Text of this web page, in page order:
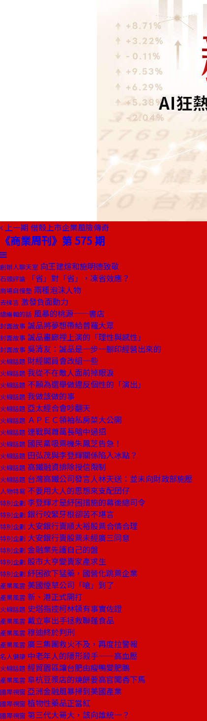
上一期 借殼上市企業風險傳奇
《商業周刊》第 575 期
創辦人聊天室 向王建煊和施明德致敬
石頭評論 「省」對「省」，凍省效應？
商場自慢塾 兩種泡沫人物
去梯言 激發負面動力
總編輯的話 風暴的桃源──書店
封面故事 誠品將夢想帶給普羅大眾
封面故事 誠品畫廊裡上演的「理性與感性」
封面故事 吳清友：誠品是一步一腳印經營出來的
火線話題 財經閣員會改組一些
火線話題 我從不在敵人面前掉眼淚
火線話題 不願為選舉做違反個性的「演出」
火線話題 我做該做的事
火線話題 亞太經合會吵翻天
火線話題 ＡＰＥＣ領袖私房菜大公開
火線話題 連戰與蕭萬長暗中過招
火線話題 國民黨吸票機朱鳳芝告急！
火線話題 田弘茂與李登輝關係陷入冰點？
火線話題 高鐵融資排除授信限制
火線話題 台灣高鐵公司發言人林天送：並未向財政部施壓
人物特寫 不要用大人的思想來支配囝仔
特別企劃 李登輝才是紓困措施的幕後總司令
特別企劃 銀行咬緊牙根卻苦不堪言
特別企劃 大安銀行賣順大裕股票合情合理
特別企劃 大安銀行賣股票未經廣三同意
特別企劃 金融業先護自己的盤
特別企劃 股市大亨變賣家產求生
特別企劃 紓困欲下猛藥，國營化跳票企業
產業風雲 美國煙草公司「嗆」到了
產業風雲 新、港正式開打
火線話題 史塔指控柯林頓有事實佐證
產業風雲 戴立寧出手拯救聯蓬食品
產業風雲 穆迪終於判刑
產業風雲 廣三集團救火不及，再度拉警報
名人健康 中老年人的隱形殺手——高血壓
火線話題 經貿園區讓台肥由瘦鴨變肥鵝
產業風雲 阜杭豆漿店的燒餅要高官聞香下馬
國際視窗 亞洲金融風暴掃到美國產業
國際視窗 植物性藥品正當紅
國際視窗 第三代大哥大，該向誰統一？